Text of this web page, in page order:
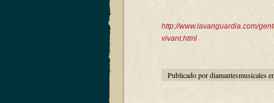
http://www.lavanguardia.com/
vivant.html
Publicado por diamantesmusicales en